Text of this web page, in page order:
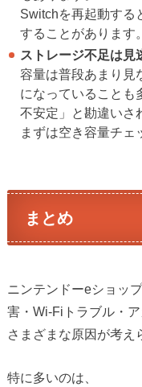
Switchを再起動する
することがあります。
ストレージ不足は見
容量は普段あまり見
になっていることも
不安定」と勘違いさ
まずは空き容量チェ
まとめ
ニンテンドーeショッ
害・Wi-Fiトラブル・
さまざまな原因が考え
特に多いのは、